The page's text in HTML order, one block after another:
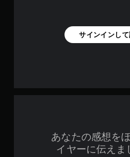
サインインし
あなたの感想を
イヤーに伝えま